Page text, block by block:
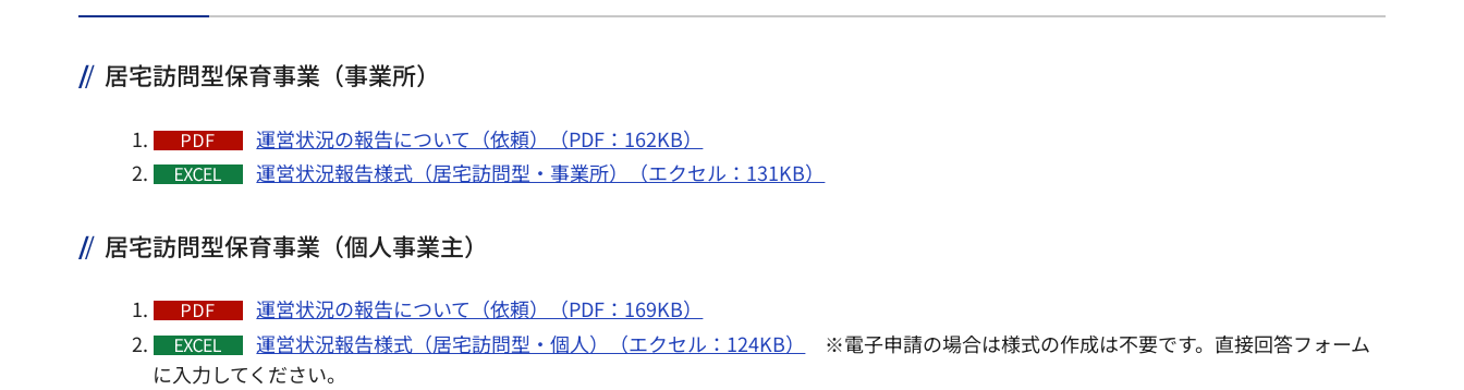
居宅訪問型保育事業（事業所）
運営状況の報告について（依頼）（PDF：162KB）
運営状況報告様式（居宅訪問型・事業所）（エクセル：131KB）
居宅訪問型保育事業（個人事業主）
運営状況の報告について（依頼）（PDF：169KB）
運営状況報告様式（居宅訪問型・個人）（エクセル：124KB）
※電子申請の場合は様式の作成は不要です。直接回答フォーム
に入力してください。